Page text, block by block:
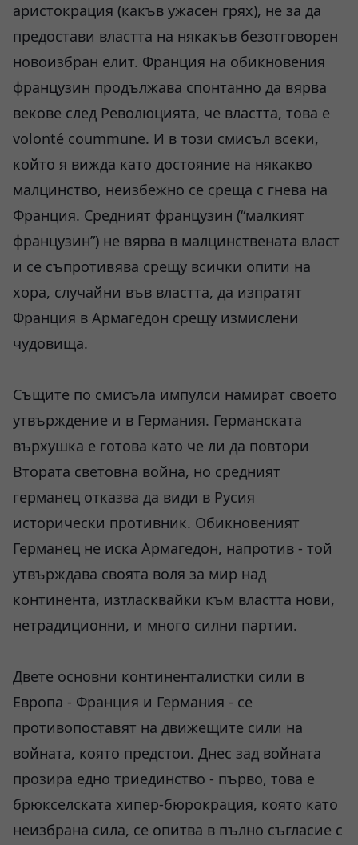
аристокрация (какъв ужасен грях), не за да
предостави властта на някакъв безотговорен
новоизбран елит. Франция на обикновения
французин продължава спонтанно да вярва
векове след Революцията, че властта, това е
volonté coummune. И в този смисъл всеки,
който я вижда като достояние на някакво
малцинство, неизбежно се среща с гнева на
Франция. Средният французин (“малкият
французин”) не вярва в малцинствената власт
и се съпротивява срещу всички опити на
хора, случайни във властта, да изпратят
Франция в Армагедон срещу измислени
чудовища.
Същите по смисъла импулси намират своето
утвърждение и в Германия. Германската
върхушка е готова като че ли да повтори
Втората световна война, но средният
германец отказва да види в Русия
исторически противник. Обикновеният
Германец не иска Армагедон, напротив - той
утвърждава своята воля за мир над
континента, изтласквайки към властта нови,
нетрадиционни, и много силни партии.
Двете основни континенталистки сили в
Европа - Франция и Германия - се
противопоставят на движещите сили на
войната, която предстои. Днес зад войната
прозира едно триединство - първо, това е
брюкселската хипер-бюрокрация, която като
неизбрана сила, се опитва в пълно съгласие с